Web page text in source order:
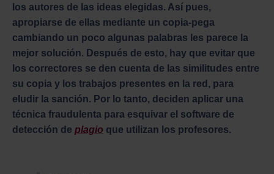
los autores de las ideas elegidas. Así pues,
apropiarse de ellas mediante un copia-pega
cambiando un poco algunas palabras les parece la
mejor solución. Después de esto, hay que evitar que
los correctores se den cuenta de las similitudes entre
su copia y los trabajos presentes en la red, para
eludir la sanción. Por lo tanto, deciden aplicar una
técnica fraudulenta para esquivar el software de
detección de plagio que utilizan los profesores.